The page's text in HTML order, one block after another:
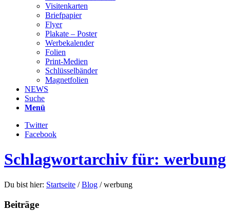
Visitenkarten
Briefpapier
Flyer
Plakate – Poster
Werbekalender
Folien
Print-Medien
Schlüsselbänder
Magnetfolien
NEWS
Suche
Menü
Twitter
Facebook
Schlagwortarchiv für: werbung
Du bist hier: Startseite / Blog / werbung
Beiträge